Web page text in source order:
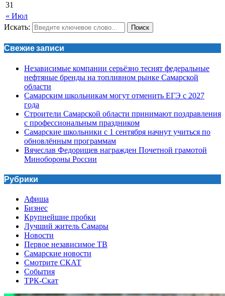
« Июл
31
Искать: Поиск
Свежие записи
Независимые компании серьёзно теснят федеральные
нефтяные бренды на топливном рынке Самарской
области
Самарским школьникам могут отменить ЕГЭ с 2027
года
Строители Самарской области принимают поздравления
с профессиональным праздником
Самарские школьники с 1 сентября начнут учиться по
обновлённым программам
Вячеслав Федорищев награжден Почетной грамотой
Минобороны России
Рубрики
Афиша
Бизнес
Крупнейшие пробки
Лучший житель Самары
Новости
Первое независимое ТВ
Самарские новости
Смотрите СКАТ
События
ТРК-Скат